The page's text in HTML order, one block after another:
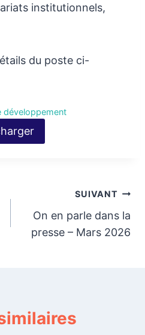
institutionnels,
du poste ci-
développement
SUIVANT
On en parle dans la
presse – Mars 2026